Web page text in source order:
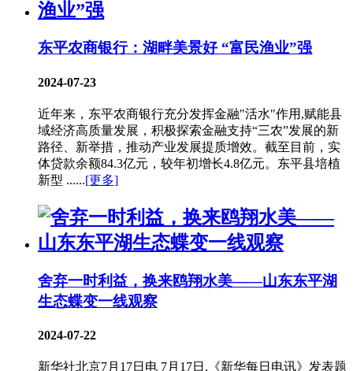
东平农商银行：湖畔美景好 “富民渔业”强
2024-07-23
近年来，东平农商银行充分发挥金融"活水"作用,赋能县
域经济高质量发展，积极探索金融支持“三农”发展的新
路径、新举措，推动产业发展提质增效。截至目前，实
体贷款余额84.3亿元，较年初增长4.8亿元。东平县培植
新型 ......[更多]
舍弃一时利益，换来鸥翔水美——山东东平湖
生态蝶变一线观察
2024-07-22
新华社北京7月17日电 7月17日,《新华每日电讯》发表题